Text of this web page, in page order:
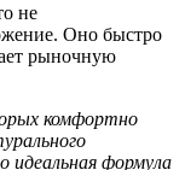
не
Оно быстро
рыночную
комфортно
идеальная формула